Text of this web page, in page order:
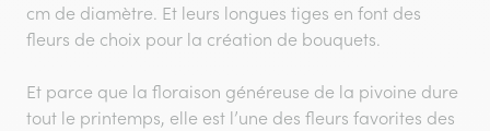
cm de diamètre. Et leurs longues tiges en font des
fleurs de choix pour la création de bouquets.
Et parce que la floraison généreuse de la pivoine dure
tout le printemps, elle est l’une des fleurs favorites des